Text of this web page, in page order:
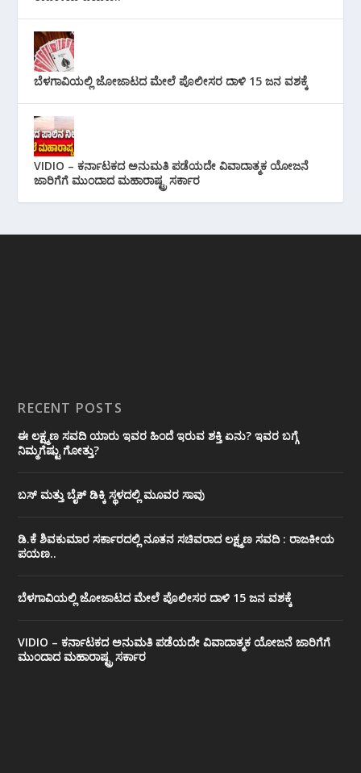
ಬೆಳಗಾವಿಯಲ್ಲಿ ಜೋಜಾಟದ ಮೇಲೆ ಪೊಲೀಸರ ದಾಳಿ 15 ಜನ ವಶಕ್ಕೆ
VIDIO – ಕರ್ನಾಟಕದ ಅನುಮತಿ ಪಡೆಯದೇ ವಿವಾದಾತ್ಮಕ ಯೋಜನೆ
ಜಾರಿಗೆಗೆ ಮುಂದಾದ ಮಹಾರಾಷ್ಟ್ರ ಸರ್ಕಾರ
RECENT POSTS
ಈ ಲಕ್ಷ್ಮಣ ಸವದಿ ಯಾರು ಇವರ ಹಿಂದೆ ಇರುವ ಶಕ್ತಿ ಏನು? ಇವರ ಬಗ್ಗೆ
ನಿಮ್ಮಗೆಷ್ಟು ಗೋತ್ತು?
ಬಸ್ ಮತ್ತು ಬೈಕ್ ಡಿಕ್ಕಿ ಸ್ಥಳದಲ್ಲಿ ಮೂವರ ಸಾವು
ಡಿ.ಕೆ ಶಿವಕುಮಾರ ಸರ್ಕಾರದಲ್ಲಿ ನೂತನ ಸಚಿವರಾದ ಲಕ್ಷ್ಮಣ ಸವದಿ : ರಾಜಕೀಯ
ಪಯಣ..
ಬೆಳಗಾವಿಯಲ್ಲಿ ಜೋಜಾಟದ ಮೇಲೆ ಪೊಲೀಸರ ದಾಳಿ 15 ಜನ ವಶಕ್ಕೆ
VIDIO – ಕರ್ನಾಟಕದ ಅನುಮತಿ ಪಡೆಯದೇ ವಿವಾದಾತ್ಮಕ ಯೋಜನೆ ಜಾರಿಗೆಗೆ
ಮುಂದಾದ ಮಹಾರಾಷ್ಟ್ರ ಸರ್ಕಾರ